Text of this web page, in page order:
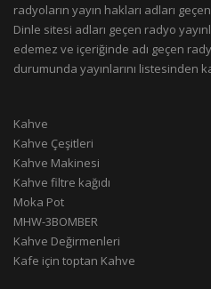
radyoların yayın hakları adları
Dinle sitesi adları geçen radyo
edemez ve içeriğinde adı geçen
durumunda yayınlarını listesinden
Kahve
Kahve Çeşitleri
Kahve Makinesi
Kahve filtre kağıdı
Moka Pot
MHW-3BOMBER
Kahve Değirmenleri
Kafe için toptan Kahve